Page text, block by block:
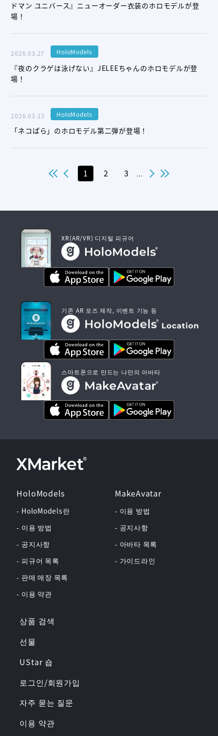
ドマン ユニバース』ニューオーダー衣装のホロモデルが登
場！
2026.03.27 HoloModels
『夜のクラゲは泳げない』JELEEちゃんのホロモデルが登
場！
2026.03.13 HoloModels
「ネコぱら」のホロモデル第二弾が登場！
1 2 3 ...
XR(AR/VR) 디지털 피규어
기존 AR 포즈 제작, 이벤트 기능 등
스마트폰으로 만드는 나만의 아바타
HoloModels
- HoloModels란
- 이용 방법
- 공지사항
- 피규어 목록
- 판매 매장 목록
- 이용 약관
MakeAvatar
- 이용 방법
- 공지사항
- 아바타 목록
- 가이드라인
상품 검색
선물
UStar 숍
로그인/회원가입
자주 묻는 질문
이용 약관